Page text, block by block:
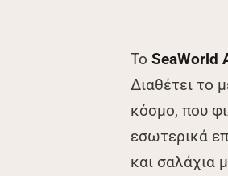
Το SeaWorld
Διαθέτει το
κόσμο, που
εσωτερικά
και σαλάχια